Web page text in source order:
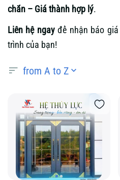
chắn – Giá thành hợp lý.
Liên hệ ngayđể nhận báo
trình của bạn!
from A to Z